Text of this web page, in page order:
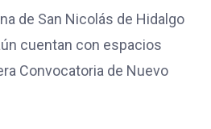
de San Nicolás de Hidalgo
cuentan con espacios
Convocatoria de Nuevo